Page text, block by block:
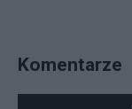
Komentarze